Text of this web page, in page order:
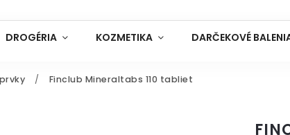
DROGÉRIA KOZMETIKA DARČEKOVÉ
/ Finclub Mineraltabs 110 tabliet